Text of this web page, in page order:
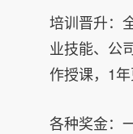
培训晋升：
业技能、公
作授课，1年
各种奖金：